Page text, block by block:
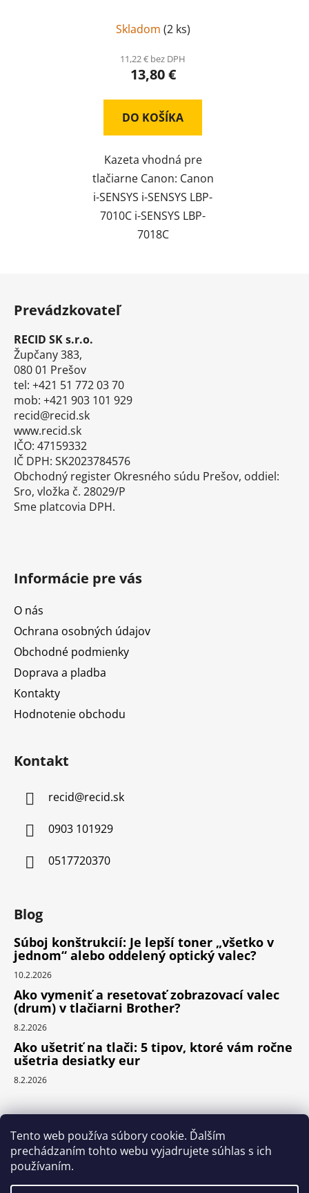
Tento web používa súbory cookie. Ďalším
prechádzaním tohto webu vyjadrujete súhlas s ich
používaním.
Skladom (2 ks)
11,22 € bez DPH
13,80 €
DO KOŠÍKA
Kazeta vhodná pre
tlačiarne Canon: Canon
i-SENSYS i-SENSYS LBP-
7010C i-SENSYS LBP-
7018C
Prevádzkovateľ
RECID SK s.r.o.
Župčany 383,
080 01 Prešov
tel: +421 51 772 03 70
mob: +421 903 101 929
recid@recid.sk
www.recid.sk
IČO: 47159332
IČ DPH: SK2023784576
Obchodný register Okresného súdu Prešov, oddiel:
Sro, vložka č. 28029/P
Sme platcovia DPH.
Informácie pre vás
O nás
Ochrana osobných údajov
Obchodné podmienky
Doprava a pladba
Kontakty
Hodnotenie obchodu
Kontakt
recid@recid.sk
0903 101929
0517720370
Blog
Súboj konštrukcií: Je lepší toner „všetko v
jednom“ alebo oddelený optický valec?
10.2.2026
Ako vymeniť a resetovať zobrazovací valec
(drum) v tlačiarni Brother?
8.2.2026
Ako ušetriť na tlači: 5 tipov, ktoré vám ročne
ušetria desiatky eur
8.2.2026
Prijímame online platby